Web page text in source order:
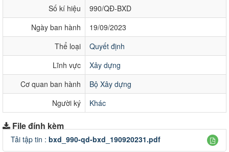
Số kí hiệu
990/QĐ-BXD
Ngày ban hành
19/09/2023
Thể loại
Quyết định
Lĩnh vực
Xây dựng
Cơ quan ban hành
Bộ Xây dựng
Người ký
Khác
File đính kèm
Tải tập tin : bxd_990-qd-bxd_190920231.pdf